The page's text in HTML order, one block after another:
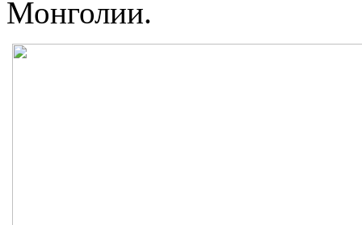
Монголии.